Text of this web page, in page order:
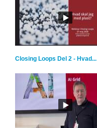
Closing Loops Del 2 - Hvad...